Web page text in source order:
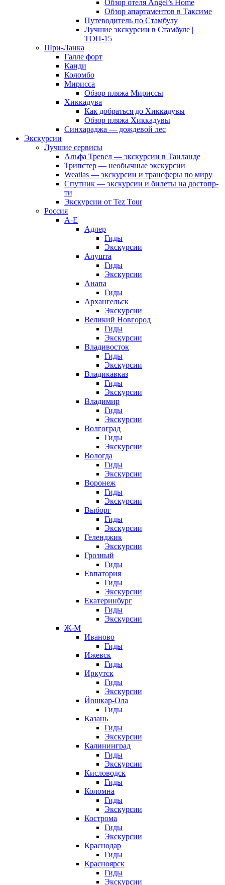
Обзор отеля Angel’s Home
Обзор апартаментов в Таксиме
Путеводитель по Стамбулу
Лучшие экскурсии в Стамбуле |
ТОП-15
Шри-Ланка
Галле форт
Канди
Коломбо
Мирисса
Обзор пляжа Мириссы
Хиккадува
Как добраться до Хиккадувы
Обзор пляжа Хиккадувы
Синхараджа — дождевой лес
Экскурсии
Лучшие сервисы
Альфа Тревел — экскурсии в Таиланде
Трипстер — необычные экскурсии
Weatlas — экскурсии и трансферы по миру
Спутник — экскурсии и билеты на достопр-
ти
Экскурсии от Tez Tour
Россия
А-Е
Адлер
Гиды
Экскурсии
Алушта
Гиды
Экскурсии
Анапа
Гиды
Архангельск
Экскурсии
Великий Новгород
Гиды
Экскурсии
Владивосток
Гиды
Экскурсии
Владикавказ
Гиды
Экскурсии
Владимир
Гиды
Экскурсии
Волгоград
Гиды
Экскурсии
Вологда
Гиды
Экскурсии
Воронеж
Гиды
Экскурсии
Выборг
Гиды
Экскурсии
Геленджик
Экскурсии
Грозный
Гиды
Евпатория
Гиды
Экскурсии
Екатеринбург
Гиды
Экскурсии
Ж-М
Иваново
Гиды
Ижевск
Гиды
Иркутск
Гиды
Экскурсии
Йошкар-Ола
Гиды
Казань
Гиды
Экскурсии
Калининград
Гиды
Экскурсии
Кисловодск
Гиды
Коломна
Гиды
Экскурсии
Кострома
Гиды
Экскурсии
Краснодар
Гиды
Красноярск
Гиды
Экскурсии